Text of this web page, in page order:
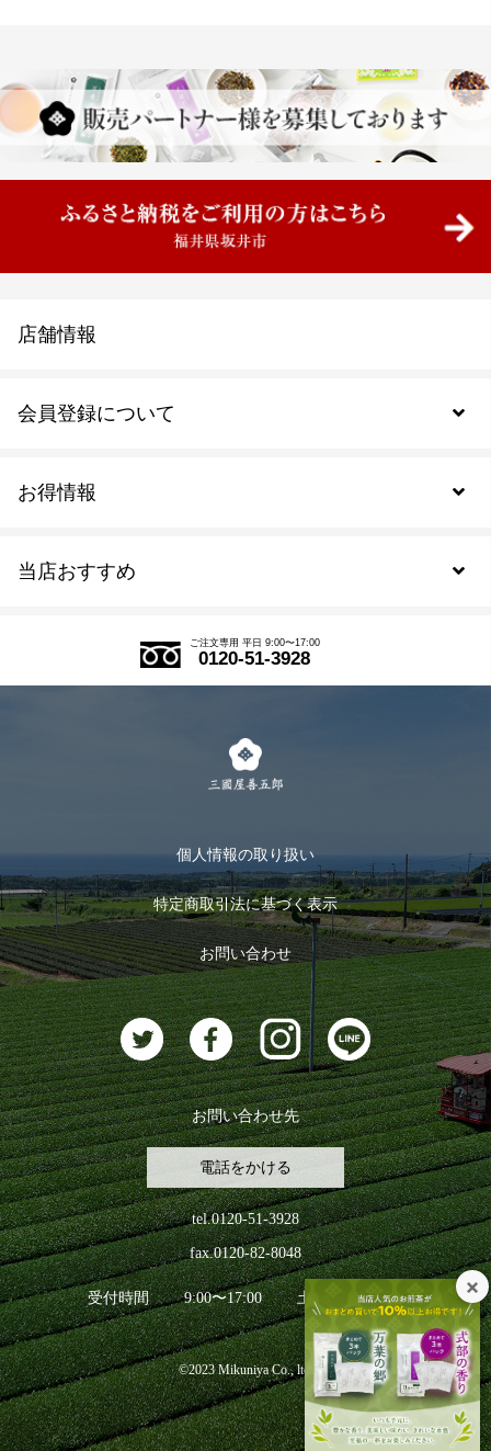
当店おすすめ
式部の香りシリーズ
お茶のギフト
おすすめのお茶
お茶に合うスイーツ
お得情報
会員登録について
会員規約について
ログイン
ログアウト
店舗情報
ご注文専用 平日 9:00〜17:00
0120-51-3928
個人情報の取り扱い
特定商取引法に基づく表示
お問い合わせ
お問い合わせ先
電話をかける
tel.0120-51-3928
fax.0120-82-8048
受付時間 9:00〜17:00 土日祝日を除く
©2023 Mikuniya Co., ltd.